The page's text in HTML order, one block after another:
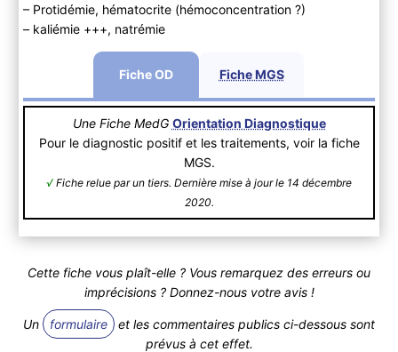
– Protidémie, hématocrite (hémoconcentration ?)
– kaliémie +++, natrémie
Fiche OD Fiche MGS
Une Fiche MedG Orientation Diagnostique
Pour le diagnostic positif et les traitements, voir la fiche
MGS.
√ Fiche relue par un tiers. Dernière mise à jour le 14 décembre
2020.
Cette fiche vous plaît-elle ? Vous remarquez des erreurs ou
imprécisions ? Donnez-nous votre avis !
Un formulaire
et les commentaires publics ci-dessous sont
prévus à cet effet.